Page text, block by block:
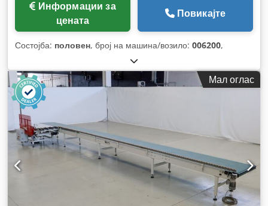
цената
Повикајте
Состојба: половен, број на машина/возило: 006200,
Мал оглас